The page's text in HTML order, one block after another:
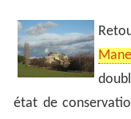
Mane
état de